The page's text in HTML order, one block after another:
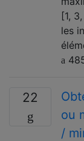
[1,
les
22
ou
/